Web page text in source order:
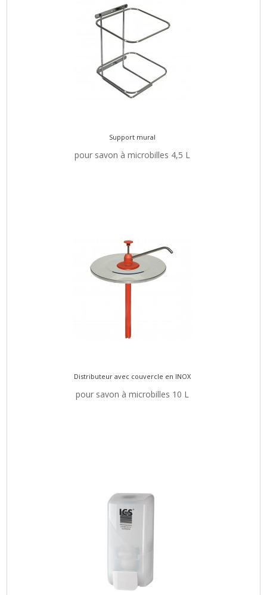
Support mural
pour savon à microbilles 4,5 L
Distributeur avec couvercle en INOX
pour savon à microbilles 10 L